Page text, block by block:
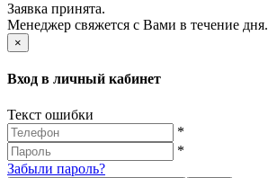
Заявка принята.
Менеджер свяжется с Вами в течение дня.
×
Вход в личный кабинет
Текст ошибки
*
*
Забыли пароль?